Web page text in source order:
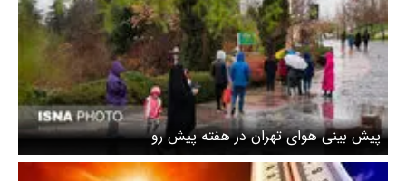
پیش بینی هوای تهران در هفته پیش رو